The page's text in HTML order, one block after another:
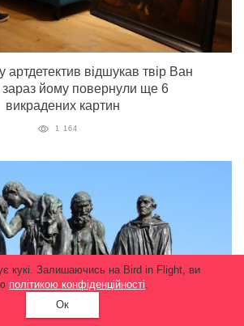
артдетектив відшукав твір Ван
йому повернули ще 6
викрадених картин
1 164
кукі. Залишаючись на Bird in Flight, ви
політикою конфіденційності.
Ок